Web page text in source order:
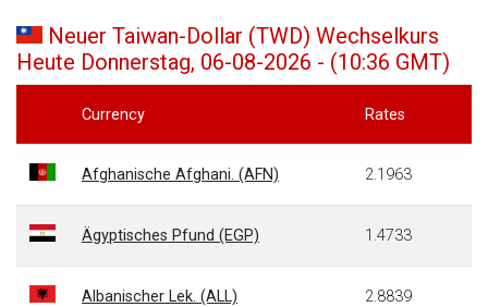
Neuer Taiwan-Dollar (TWD) Wechselkurs
Heute Donnerstag, 06-08-2026 - (10:36 GMT)
Currency Rates
Afghanische Afghani. (AFN) 2.1963
Ägyptisches Pfund (EGP) 1.4733
Albanischer Lek. (ALL) 2.8839